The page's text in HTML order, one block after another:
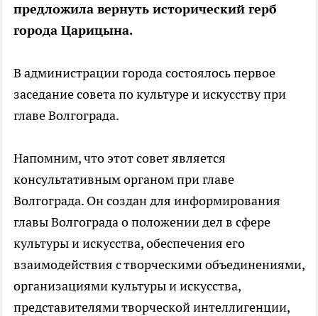
предложила вернуть исторический герб
города Царицына.
В администрации города состоялось первое
заседание совета по культуре и искусству при
главе Волгограда.
Напомним, что этот совет является
консультативным органом при главе
Волгограда. Он создан для информирования
главы Волгограда о положении дел в сфере
культуры и искусства, обеспечения его
взаимодействия с творческими объединениями,
организациями культуры и искусства,
представителями творческой интеллигенции,